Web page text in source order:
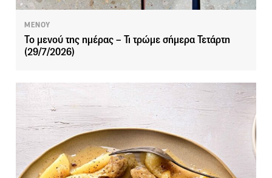
ΜΕΝΟΥ
Το μενού της ημέρας – Τι τρώμε σήμερα Τετάρτη
(29/7/2026)